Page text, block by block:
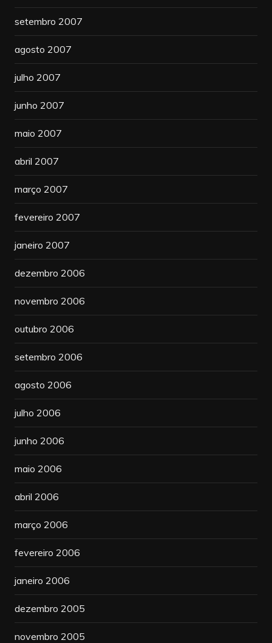
setembro 2007
agosto 2007
julho 2007
junho 2007
maio 2007
abril 2007
março 2007
fevereiro 2007
janeiro 2007
dezembro 2006
novembro 2006
outubro 2006
setembro 2006
agosto 2006
julho 2006
junho 2006
maio 2006
abril 2006
março 2006
fevereiro 2006
janeiro 2006
dezembro 2005
novembro 2005